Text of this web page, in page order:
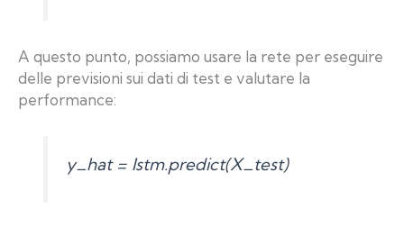
A questo punto, possiamo usare la rete per eseguire
delle previsioni sui dati di test e valutare la
performance:
y_hat = lstm.predict(X_test)